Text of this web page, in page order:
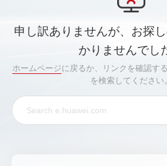
申し訳ありませんが、お探
かりませんでし
ホームページに戻るか、リンクを確認す
を検索してください。